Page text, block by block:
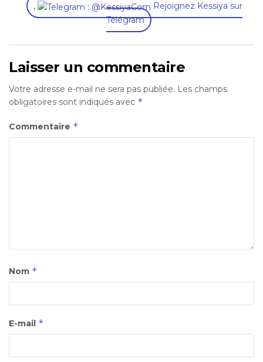
,
Rejoignez Kessiya sur
Télégram
Laisser un commentaire
Votre adresse e-mail ne sera pas publiée. Les champs
obligatoires sont indiqués avec *
Commentaire *
Nom *
E-mail *